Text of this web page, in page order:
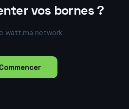
vos bornes ?
watt.ma network.
Commencer